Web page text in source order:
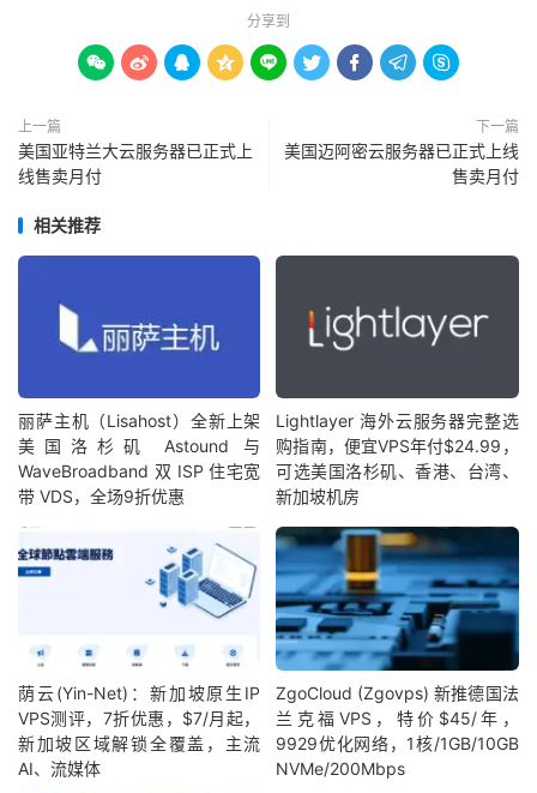
分享到
        
上一篇
美国亚特兰大云服务器已正式上
线售卖月付
下一篇
美国迈阿密云服务器已正式上线
售卖月付
相关推荐
丽萨主机（Lisahost）全新上架
美国洛杉矶 Astound 与
WaveBroadband 双 ISP 住宅宽
带 VDS，全场9折优惠
Lightlayer 海外云服务器完整选
购指南，便宜VPS年付$24.99，
可选美国洛杉矶、香港、台湾、
新加坡机房
荫云(Yin-Net)：新加坡原生IP
VPS测评，7折优惠，$7/月起，
新加坡区域解锁全覆盖，主流
AI、流媒体
ZgoCloud (Zgovps) 新推德国法
兰克福VPS，特价$45/年，
9929优化网络，1核/1GB/10GB
NVMe/200Mbps